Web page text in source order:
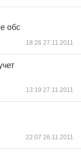
обс
18:26 27.11.2011
13:19 27.11.2011
22:07 26.11.2011